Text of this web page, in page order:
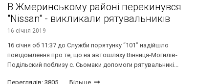
В Жмеринському районі перекинувся
"Nissan" - викликали рятувальників
16 січня 2019
16 січня об 11:37 до Служби порятунку “101” надійшло
повідомлення про те, що на автошляху Вінниця-Могилів-
Подільский поблизу с. Сьомаки допомоги рятувальникі...
Переглядів: 3805 Більше